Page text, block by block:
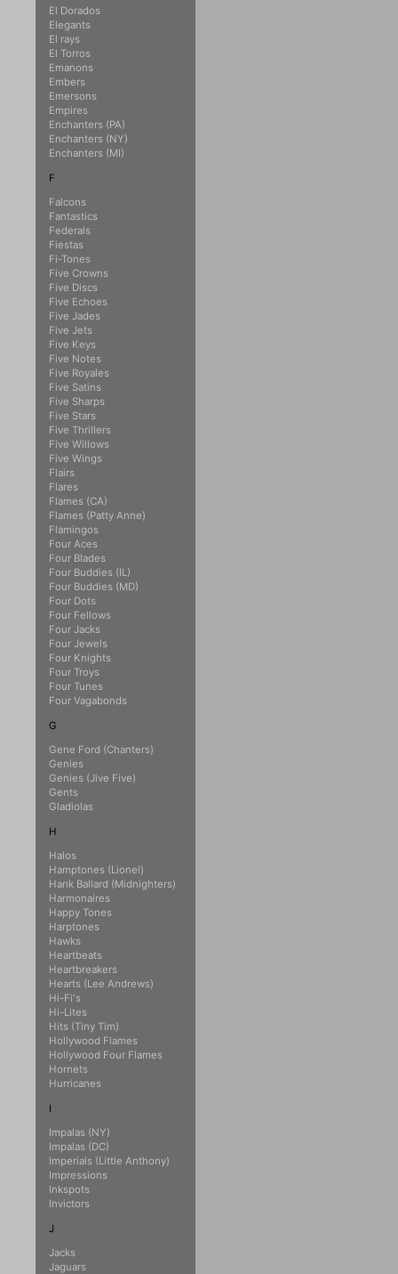
El Dorados
Elegants
El rays
El Torros
Emanons
Embers
Emersons
Empires
Enchanters (PA)
Enchanters (NY)
Enchanters (MI)
F
Falcons
Fantastics
Federals
Fiestas
Fi-Tones
Five Crowns
Five Discs
Five Echoes
Five Jades
Five Jets
Five Keys
Five Notes
Five Royales
Five Satins
Five Sharps
Five Stars
Five Thrillers
Five Willows
Five Wings
Flairs
Flares
Flames (CA)
Flames (Patty Anne)
Flamingos
Four Aces
Four Blades
Four Buddies (IL)
Four Buddies (MD)
Four Dots
Four Fellows
Four Jacks
Four Jewels
Four Knights
Four Troys
Four Tunes
Four Vagabonds
G
Gene Ford (Chanters)
Genies
Genies (Jive Five)
Gents
Gladiolas
H
Halos
Hamptones (Lionel)
Hank Ballard (Midnighters)
Harmonaires
Happy Tones
Harptones
Hawks
Heartbeats
Heartbreakers
Hearts (Lee Andrews)
Hi-Fi's
Hi-Lites
Hits (Tiny Tim)
Hollywood Flames
Hollywood Four Flames
Hornets
Hurricanes
I
Impalas (NY)
Impalas (DC)
Imperials (Little Anthony)
Impressions
Inkspots
Invictors
J
Jacks
Jaguars